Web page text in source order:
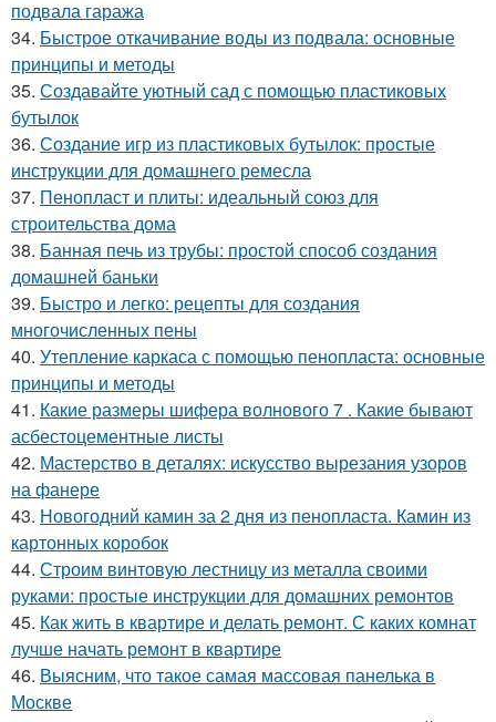
подвала гаража
34. Быстрое откачивание воды из подвала: основные
принципы и методы
35. Создавайте уютный сад с помощью пластиковых
бутылок
36. Создание игр из пластиковых бутылок: простые
инструкции для домашнего ремесла
37. Пенопласт и плиты: идеальный союз для
строительства дома
38. Банная печь из трубы: простой способ создания
домашней баньки
39. Быстро и легко: рецепты для создания
многочисленных пены
40. Утепление каркаса с помощью пенопласта: основные
принципы и методы
41. Какие размеры шифера волнового 7 . Какие бывают
асбестоцементные листы
42. Мастерство в деталях: искусство вырезания узоров
на фанере
43. Новогодний камин за 2 дня из пенопласта. Камин из
картонных коробок
44. Строим винтовую лестницу из металла своими
руками: простые инструкции для домашних ремонтов
45. Как жить в квартире и делать ремонт. С каких комнат
лучше начать ремонт в квартире
46. Выясним, что такое самая массовая панелька в
Москве